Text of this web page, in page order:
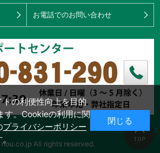
お電話でのお問い合わせ
All rights reserved.
の利便性向上を目的
す。Cookieの利用に関
プライバシーポリシー
閉じる